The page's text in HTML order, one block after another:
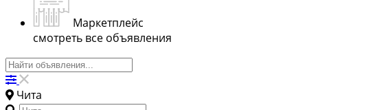
Маркетплейс
смотреть все объявления
Чита